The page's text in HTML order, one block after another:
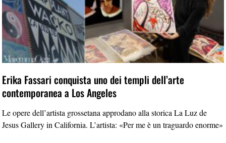
Erika Fassari conquista uno dei templi dell’arte
contemporanea a Los Angeles
Le opere dell’artista grossetana approdano alla storica La Luz de
Jesus Gallery in California. L’artista: «Per me è un traguardo enorme»